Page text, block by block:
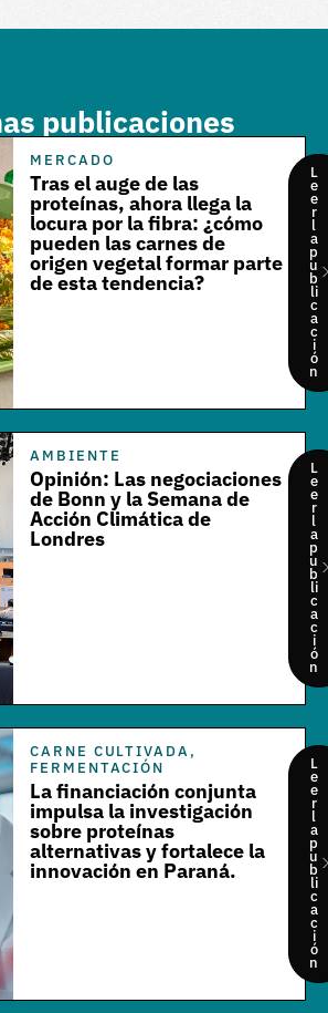
publicaciones
MERCADO
Tras el auge de las
proteínas, ahora llega la
locura por la fibra: ¿cómo
pueden las carnes de
origen vegetal formar parte
de esta tendencia?
L
e
e
r
l
a
p
u
b
li
c
a
c
i
ó
n
AMBIENTE
Opinión: Las negociaciones
de Bonn y la Semana de
Acción Climática de
Londres
L
e
e
r
l
a
p
u
b
li
c
a
c
i
ó
n
CARNE CULTIVADA,
FERMENTACIÓN
La financiación conjunta
impulsa la investigación
sobre proteínas
alternativas y fortalece la
innovación en Paraná.
L
e
e
r
l
a
p
u
b
li
c
a
c
i
ó
n